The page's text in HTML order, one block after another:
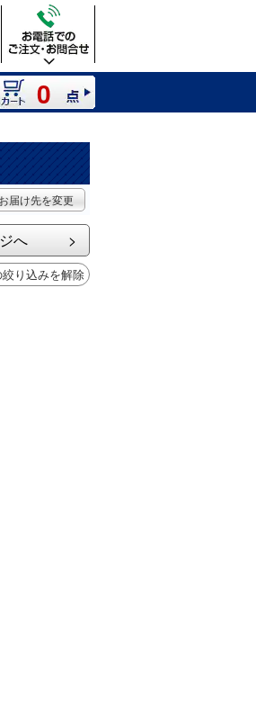
0
届け先を変更
へ
り込みを解除